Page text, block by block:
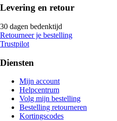
Levering en retour
30 dagen bedenktijd
Retourneer je bestelling
Trustpilot
Diensten
Mijn account
Helpcentrum
Volg mijn bestelling
Bestelling retourneren
Kortingscodes